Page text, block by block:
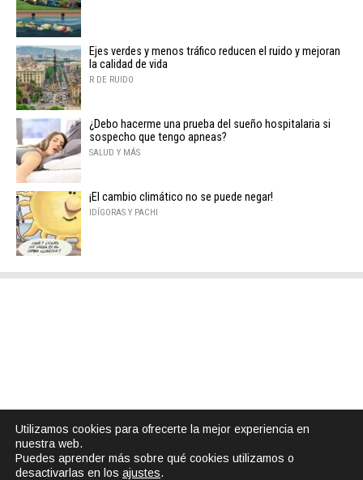
Ejes verdes y menos tráfico reducen el ruido y mejoran
la calidad de vida
R DE RUIDO
¿Debo hacerme una prueba del sueño hospitalaria si
sospecho que tengo apneas?
SALUD Y MÁS
¡El cambio climático no se puede negar!
IDÍGORAS Y PACHI
Utilizamos cookies para ofrecerte la mejor experiencia en
nuestra web.
Puedes aprender más sobre qué cookies utilizamos o
desactivarlas en los ajustes.